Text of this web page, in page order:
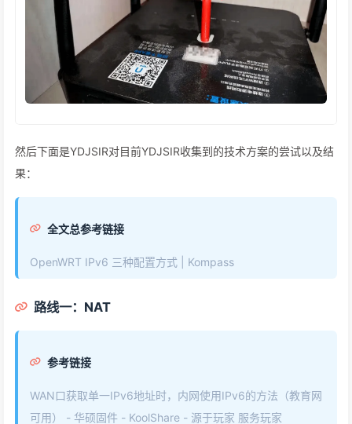
然后下面是YDJSIR对目前YDJSIR收集到的技术方案的尝试以及结
果：
全文总参考链接
OpenWRT IPv6 三种配置方式 | Kompass
路线一：NAT
参考链接
WAN口获取单一IPv6地址时，内网使用IPv6的方法（教育网
可用） - 华硕固件 - KoolShare - 源于玩家 服务玩家